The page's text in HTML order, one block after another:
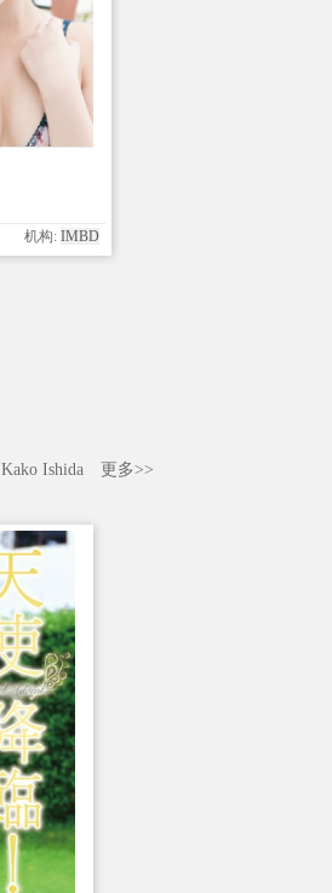
机构: IMBD
Kako Ishida 更多>>